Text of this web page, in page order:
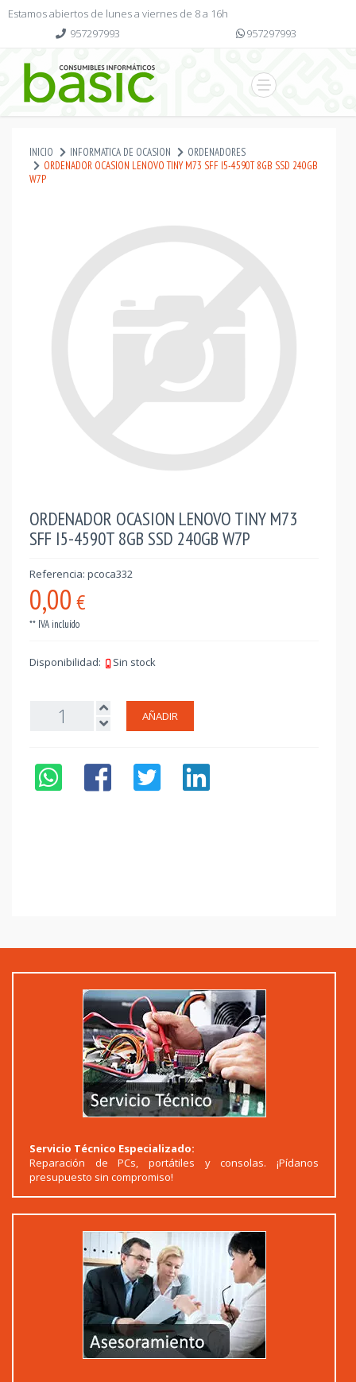
Estamos abiertos de lunes a viernes de 8 a 16h
957297993
957297993
INICIO INFORMATICA DE OCASION
ORDENADORES
ORDENADOR OCASION LENOVO TINY M73 SFF I5-4590T 8GB SSD 240GB
W7P
ORDENADOR OCASION LENOVO TINY M73
SFF I5-4590T 8GB SSD 240GB W7P
Referencia: pcoca332
0,00 €
** IVA incluído
Disponibilidad: Sin stock
AÑADIR
Servicio Técnico Especializado:
Reparación de PCs, portátiles y consolas. ¡Pídanos
presupuesto sin compromiso!